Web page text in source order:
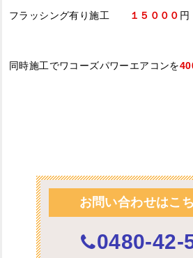
フラッシング有り施工
１５０００ 円
同時施工でワコーズパワーエアコンを
お問い合わせはこ
0480-42-